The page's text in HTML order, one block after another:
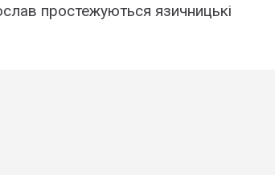
простежуються язичницькі